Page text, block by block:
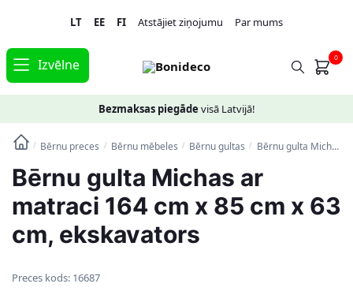
navigation
content
LT EE FI Atstājiet ziņojumu Par mums
Izvēlne 0
Bezmaksas piegāde visā Latvijā!
/ Bērnu preces / Bērnu mēbeles / Bērnu gultas / Bērnu gulta Michas ar matraci 164 cm x 85 cm x 63 cm, ekskavators
Bērnu gulta Michas ar
matraci 164 cm x 85 cm x 63
cm, ekskavators
Preces kods: 16687